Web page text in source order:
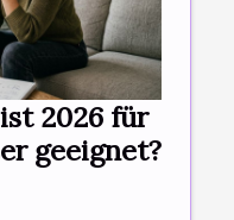
2026 für
geeignet?